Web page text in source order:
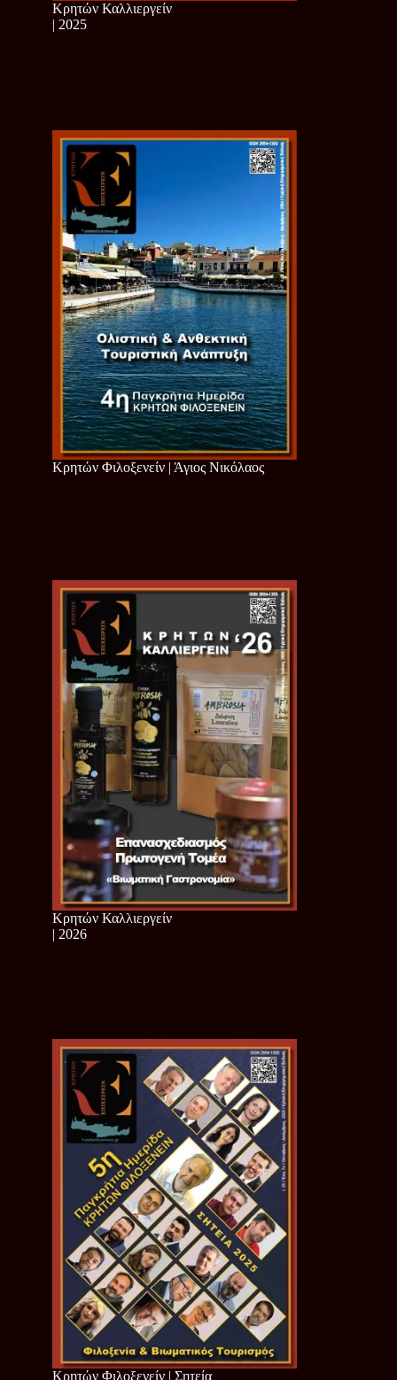
Κρητών Καλλιεργείν
| 2025
Κρητών Φιλοξενείν | Άγιος Νικόλαος
Κρητών Καλλιεργείν
| 2026
Κρητών Φιλοξενείν | Σητεία